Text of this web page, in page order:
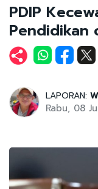
PDIP
Pendidikan
LAPORAN:
Rabu, 08